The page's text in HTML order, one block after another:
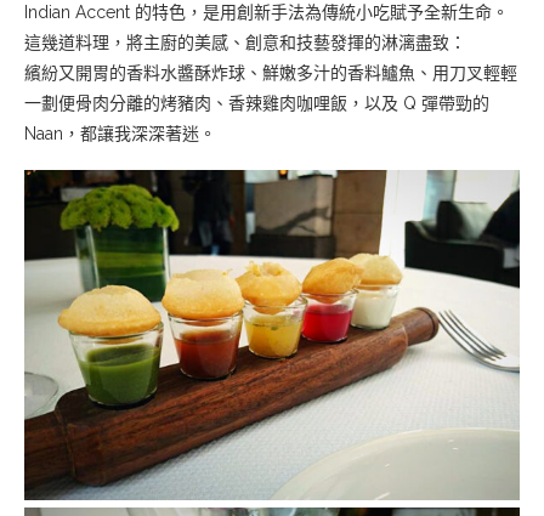
Indian Accent 的特色，是用創新手法為傳統小吃賦予全新生命。
這幾道料理，將主廚的美感、創意和技藝發揮的淋漓盡致：
繽紛又開胃的香料水醬酥炸球、鮮嫩多汁的香料鱸魚、用刀叉輕輕
一劃便骨肉分離的烤豬肉、香辣雞肉咖哩飯，以及 Q 彈帶勁的
Naan，都讓我深深著迷。